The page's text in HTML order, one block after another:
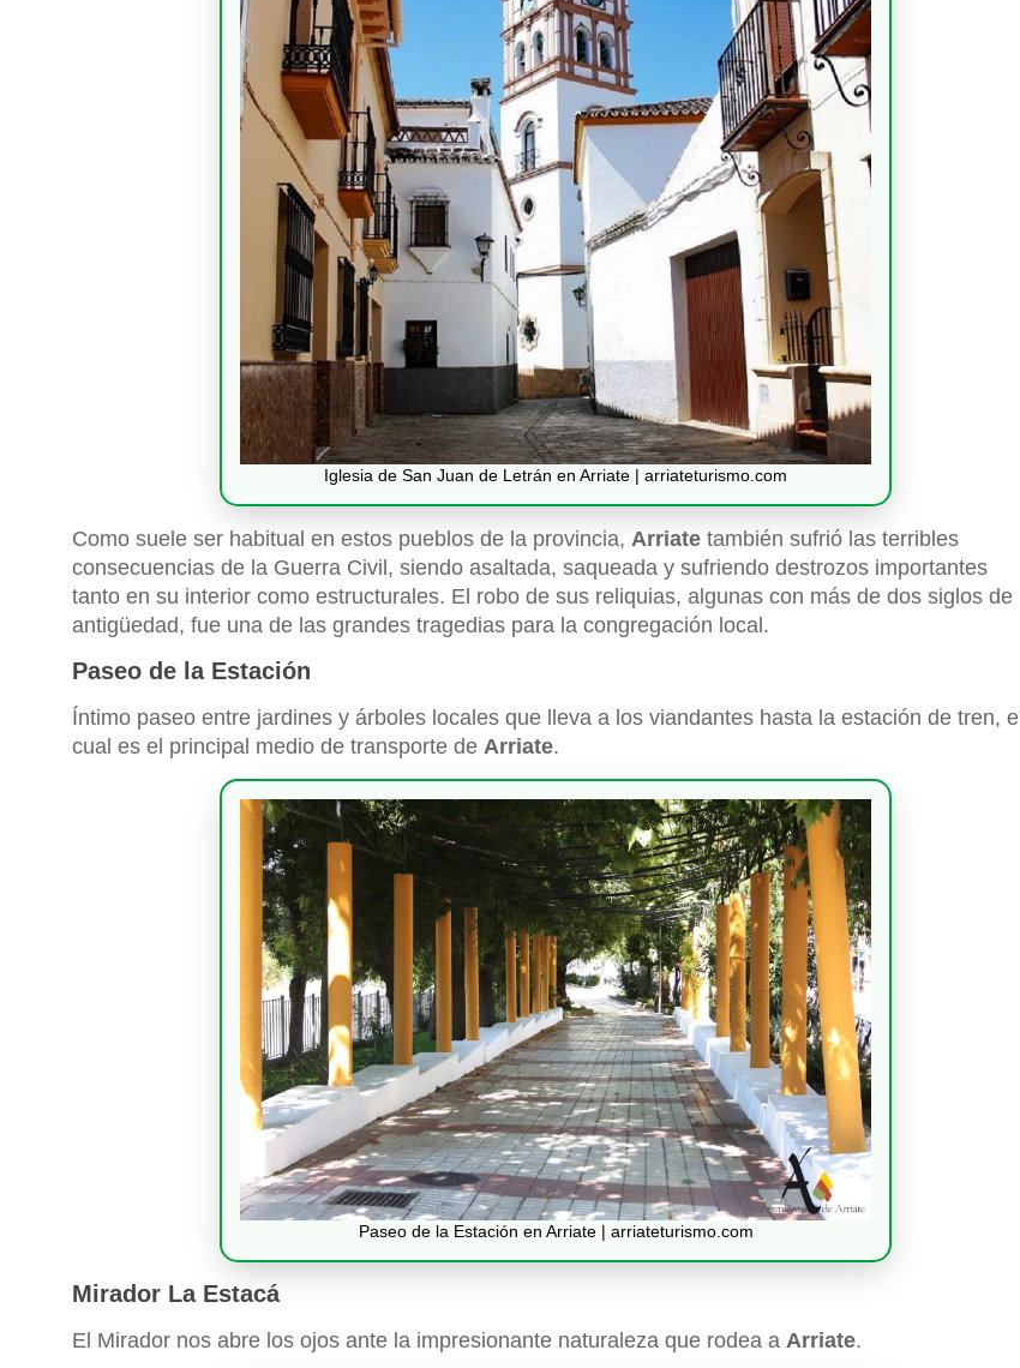
Iglesia de San Juan de Letrán en Arriate | arriateturismo.com
Como suele ser habitual en estos pueblos de la provincia, Arriate también sufrió las terribles
consecuencias de la Guerra Civil, siendo asaltada, saqueada y sufriendo destrozos importantes
tanto en su interior como estructurales. El robo de sus reliquias, algunas con más de dos siglos de
antigüedad, fue una de las grandes tragedias para la congregación local.
Paseo de la Estación
Íntimo paseo entre jardines y árboles locales que lleva a los viandantes hasta la estación de tren, el
cual es el principal medio de transporte de Arriate.
Paseo de la Estación en Arriate | arriateturismo.com
Mirador La Estacá
El Mirador nos abre los ojos ante la impresionante naturaleza que rodea a Arriate.